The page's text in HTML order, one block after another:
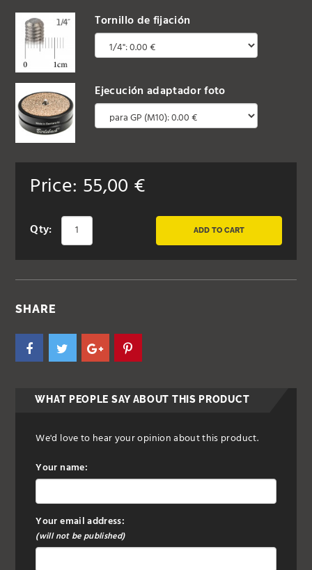
Tornillo de fijación
Ejecución adaptador foto
Price: 55,00 €
Qty: ADD TO CART
SHARE
WHAT PEOPLE SAY ABOUT THIS PRODUCT
We'd love to hear your opinion about this product.
Your name:
Your email address:
(will not be published)